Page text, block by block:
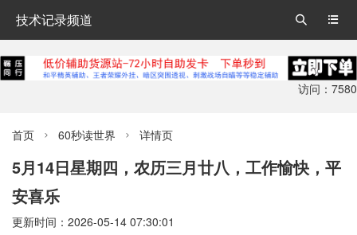
技术记录频道 

访问：7580
首页  60秒读世界  详情页
5月14日星期四，农历三月廿八，工作愉快，平
安喜乐
更新时间：2026-05-14 07:30:01